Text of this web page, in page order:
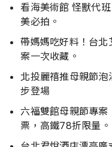
看海美術館 怪獸代
美必拍。
帶媽媽吃好料！台
案一次收藏。
北投麗禧推母親節泡
步登場
六福雙館母親節專
票，高鐵78折限量。